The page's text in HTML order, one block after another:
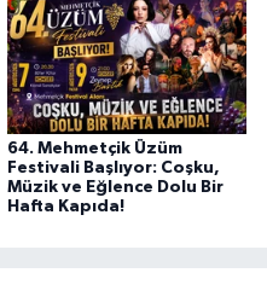
64. Mehmetçik Üzüm
Festivali Başlıyor: Coşku,
Müzik ve Eğlence Dolu Bir
Hafta Kapıda!